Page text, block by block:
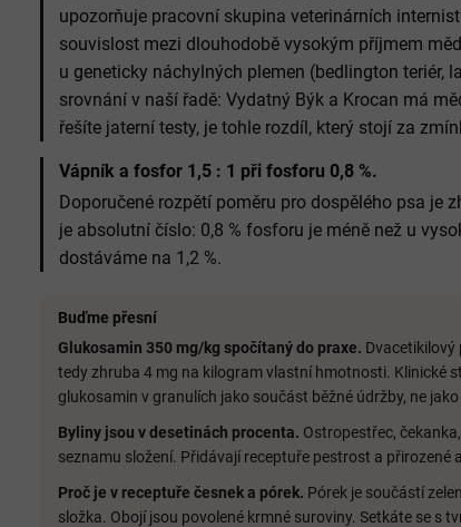
upozorňuje pracovní skupina veterinárních
souvislost mezi dlouhodobě vysokým příjmem
u geneticky náchylných plemen (bedlington teriér,
srovnání v naší řadě: Vydatný Býk a Krocan má
řešíte jaterní testy, je tohle rozdíl, který stojí za
Vápník a fosfor 1,5 : 1 při fosforu 0,8 %.
Doporučené rozpětí poměru pro dospělého psa je
je absolutní číslo: 0,8 % fosforu je méně než u
dostáváme na 1,2 %.
Buďme přesní
Glukosamin 350 mg/kg spočítaný do praxe. Dvacetikilový
tedy zhruba 4 mg na kilogram vlastní hmotnosti. Klinické
glukosamin v granulích jako součást běžné údržby, ne
Byliny jsou v desetinách procenta. Ostropestřec,
seznamu složení. Přidávají receptuře pestrost a
Proč je v receptuře česnek a pórek. Pórek je součástí
složka. Obojí jsou povolené krmné suroviny. Setkáte se s